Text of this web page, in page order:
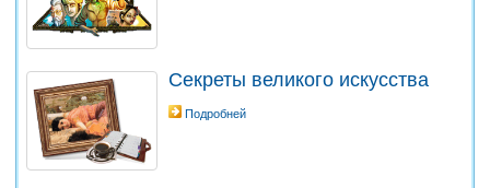
Секреты великого искусства
Подробней